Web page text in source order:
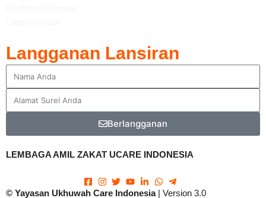
Langganan Lansiran
Berlangganan
LEMBAGA AMIL ZAKAT UCARE INDONESIA
© Yayasan Ukhuwah Care Indonesia| Version 3.0